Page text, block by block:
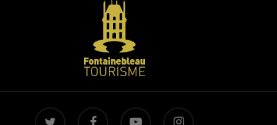
twitter facebook youtube instagram